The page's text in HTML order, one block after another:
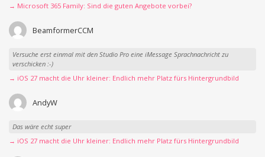
→ Microsoft 365 Family: Sind die guten Angebote vorbei?
BeamformerCCM
Versuche erst einmal mit den Studio Pro eine iMessage Sprachnachricht zu
verschicken :-)
→ iOS 27 macht die Uhr kleiner: Endlich mehr Platz fürs Hintergrundbild
AndyW
Das wäre echt super
→ iOS 27 macht die Uhr kleiner: Endlich mehr Platz fürs Hintergrundbild